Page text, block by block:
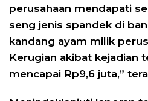
perusahaan mendapati
seng jenis spandek di
kandang ayam milik
Kerugian akibat kejadian
mencapai Rp9,6 juta,”